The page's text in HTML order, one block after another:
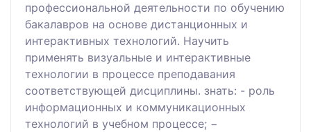
профессиональной деятельности по обучению
бакалавров на основе дистанционных и
интерактивных технологий. Научить
применять визуальные и интерактивные
технологии в процессе преподавания
соответствующей дисциплины. знать: - роль
информационных и коммуникационных
технологий в учебном процессе; −